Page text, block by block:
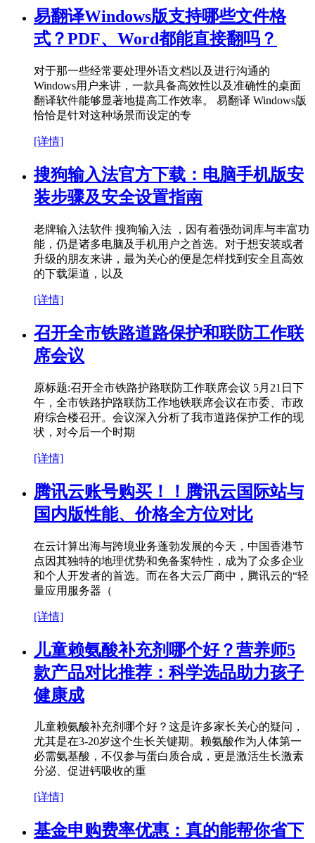
易翻译Windows版支持哪些文件格
式？PDF、Word都能直接翻吗？
对于那一些经常要处理外语文档以及进行沟通的
Windows用户来讲，一款具备高效性以及准确性的桌面
翻译软件能够显著地提高工作效率。 易翻译 Windows版
恰恰是针对这种场景而设定的专
[详情]
搜狗输入法官方下载：电脑手机版安
装步骤及安全设置指南
老牌输入法软件 搜狗输入法 ，因有着强劲词库与丰富功
能，仍是诸多电脑及手机用户之首选。对于想安装或者
升级的朋友来讲，最为关心的便是怎样找到安全且高效
的下载渠道，以及
[详情]
召开全市铁路道路保护和联防工作联
席会议
原标题:召开全市铁路护路联防工作联席会议 5月21日下
午，全市铁路护路联防工作地铁联席会议在市委、市政
府综合楼召开。会议深入分析了我市道路保护工作的现
状，对今后一个时期
[详情]
腾讯云账号购买！！腾讯云国际站与
国内版性能、价格全方位对比
在云计算出海与跨境业务蓬勃发展的今天，中国香港节
点因其独特的地理优势和免备案特性，成为了众多企业
和个人开发者的首选。而在各大云厂商中，腾讯云的“轻
量应用服务器（
[详情]
儿童赖氨酸补充剂哪个好？营养师5
款产品对比推荐：科学选品助力孩子
健康成
儿童赖氨酸补充剂哪个好？这是许多家长关心的疑问，
尤其是在3-20岁这个生长关键期。赖氨酸作为人体第一
必需氨基酸，不仅参与蛋白质合成，更是激活生长激素
分泌、促进钙吸收的重
[详情]
基金申购费率优惠：真的能帮你省下